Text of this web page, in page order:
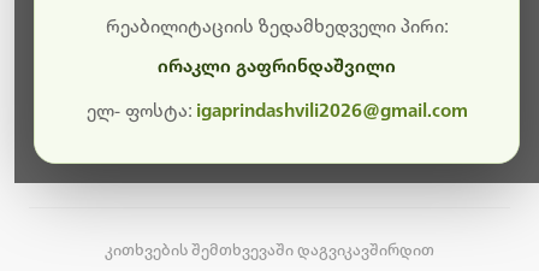
კითხვების შემთხვევაში დაგვიკავშირდით
რეაბილიტაციის ზედამხედველი პირი:
ირაკლი გაფრინდაშვილი
ელ- ფოსტა: igaprindashvili2026@gmail.com